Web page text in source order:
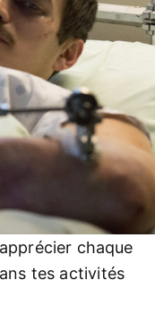
chaque
tes activités